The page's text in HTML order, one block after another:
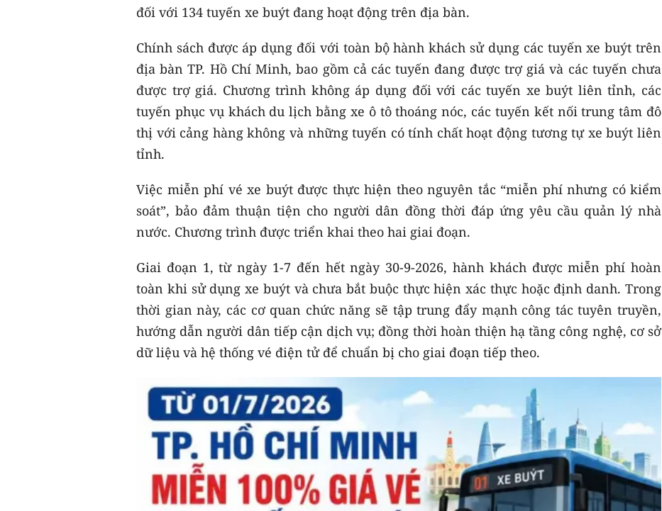
đối với 134 tuyến xe buýt đang hoạt động trên địa bàn.
Chính sách được áp dụng đối với toàn bộ hành khách sử dụng các tuyến xe buýt trên
địa bàn TP. Hồ Chí Minh, bao gồm cả các tuyến đang được trợ giá và các tuyến chưa
được trợ giá. Chương trình không áp dụng đối với các tuyến xe buýt liên tỉnh, các
tuyến phục vụ khách du lịch bằng xe ô tô thoáng nóc, các tuyến kết nối trung tâm đô
thị với cảng hàng không và những tuyến có tính chất hoạt động tương tự xe buýt liên
tỉnh.
Việc miễn phí vé xe buýt được thực hiện theo nguyên tắc “miễn phí nhưng có kiểm
soát”, bảo đảm thuận tiện cho người dân đồng thời đáp ứng yêu cầu quản lý nhà
nước. Chương trình được triển khai theo hai giai đoạn.
Giai đoạn 1, từ ngày 1-7 đến hết ngày 30-9-2026, hành khách được miễn phí hoàn
toàn khi sử dụng xe buýt và chưa bắt buộc thực hiện xác thực hoặc định danh. Trong
thời gian này, các cơ quan chức năng sẽ tập trung đẩy mạnh công tác tuyên truyền,
hướng dẫn người dân tiếp cận dịch vụ; đồng thời hoàn thiện hạ tầng công nghệ, cơ sở
dữ liệu và hệ thống vé điện tử để chuẩn bị cho giai đoạn tiếp theo.